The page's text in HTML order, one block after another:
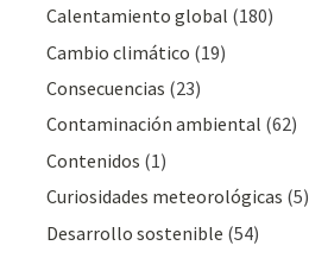
Calentamiento global (180)
Cambio climático (19)
Consecuencias (23)
Contaminación ambiental (62)
Contenidos (1)
Curiosidades meteorológicas (5)
Desarrollo sostenible (54)